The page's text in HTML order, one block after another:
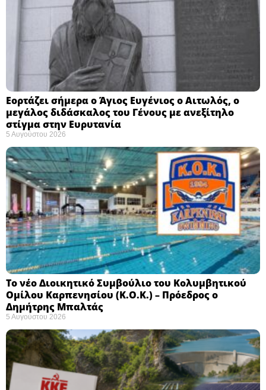
Εορτάζει σήμερα ο Άγιος Ευγένιος ο Αιτωλός, ο
μεγάλος διδάσκαλος του Γένους με ανεξίτηλο
στίγμα στην Ευρυτανία
5 Αυγούστου 2026
Το νέο Διοικητικό Συμβούλιο του Κολυμβητικού
Ομίλου Καρπενησίου (Κ.Ο.Κ.) – Πρόεδρος ο
Δημήτρης Μπαλτάς
5 Αυγούστου 2026